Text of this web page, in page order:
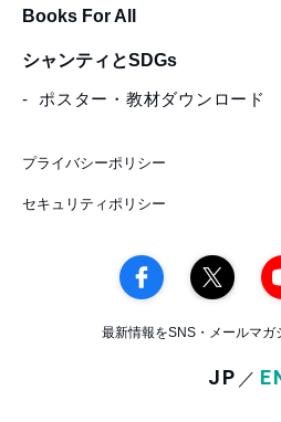
Books For All
シャンティとSDGs
ポスター・教材ダウンロード
プライバシーポリシー
セキュリティポリシー
最新情報をSNS・メールマガ
JP／